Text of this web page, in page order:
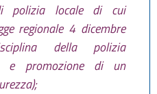
polizia locale di cui
regionale 4 dicembre
della polizia
e promozione di un